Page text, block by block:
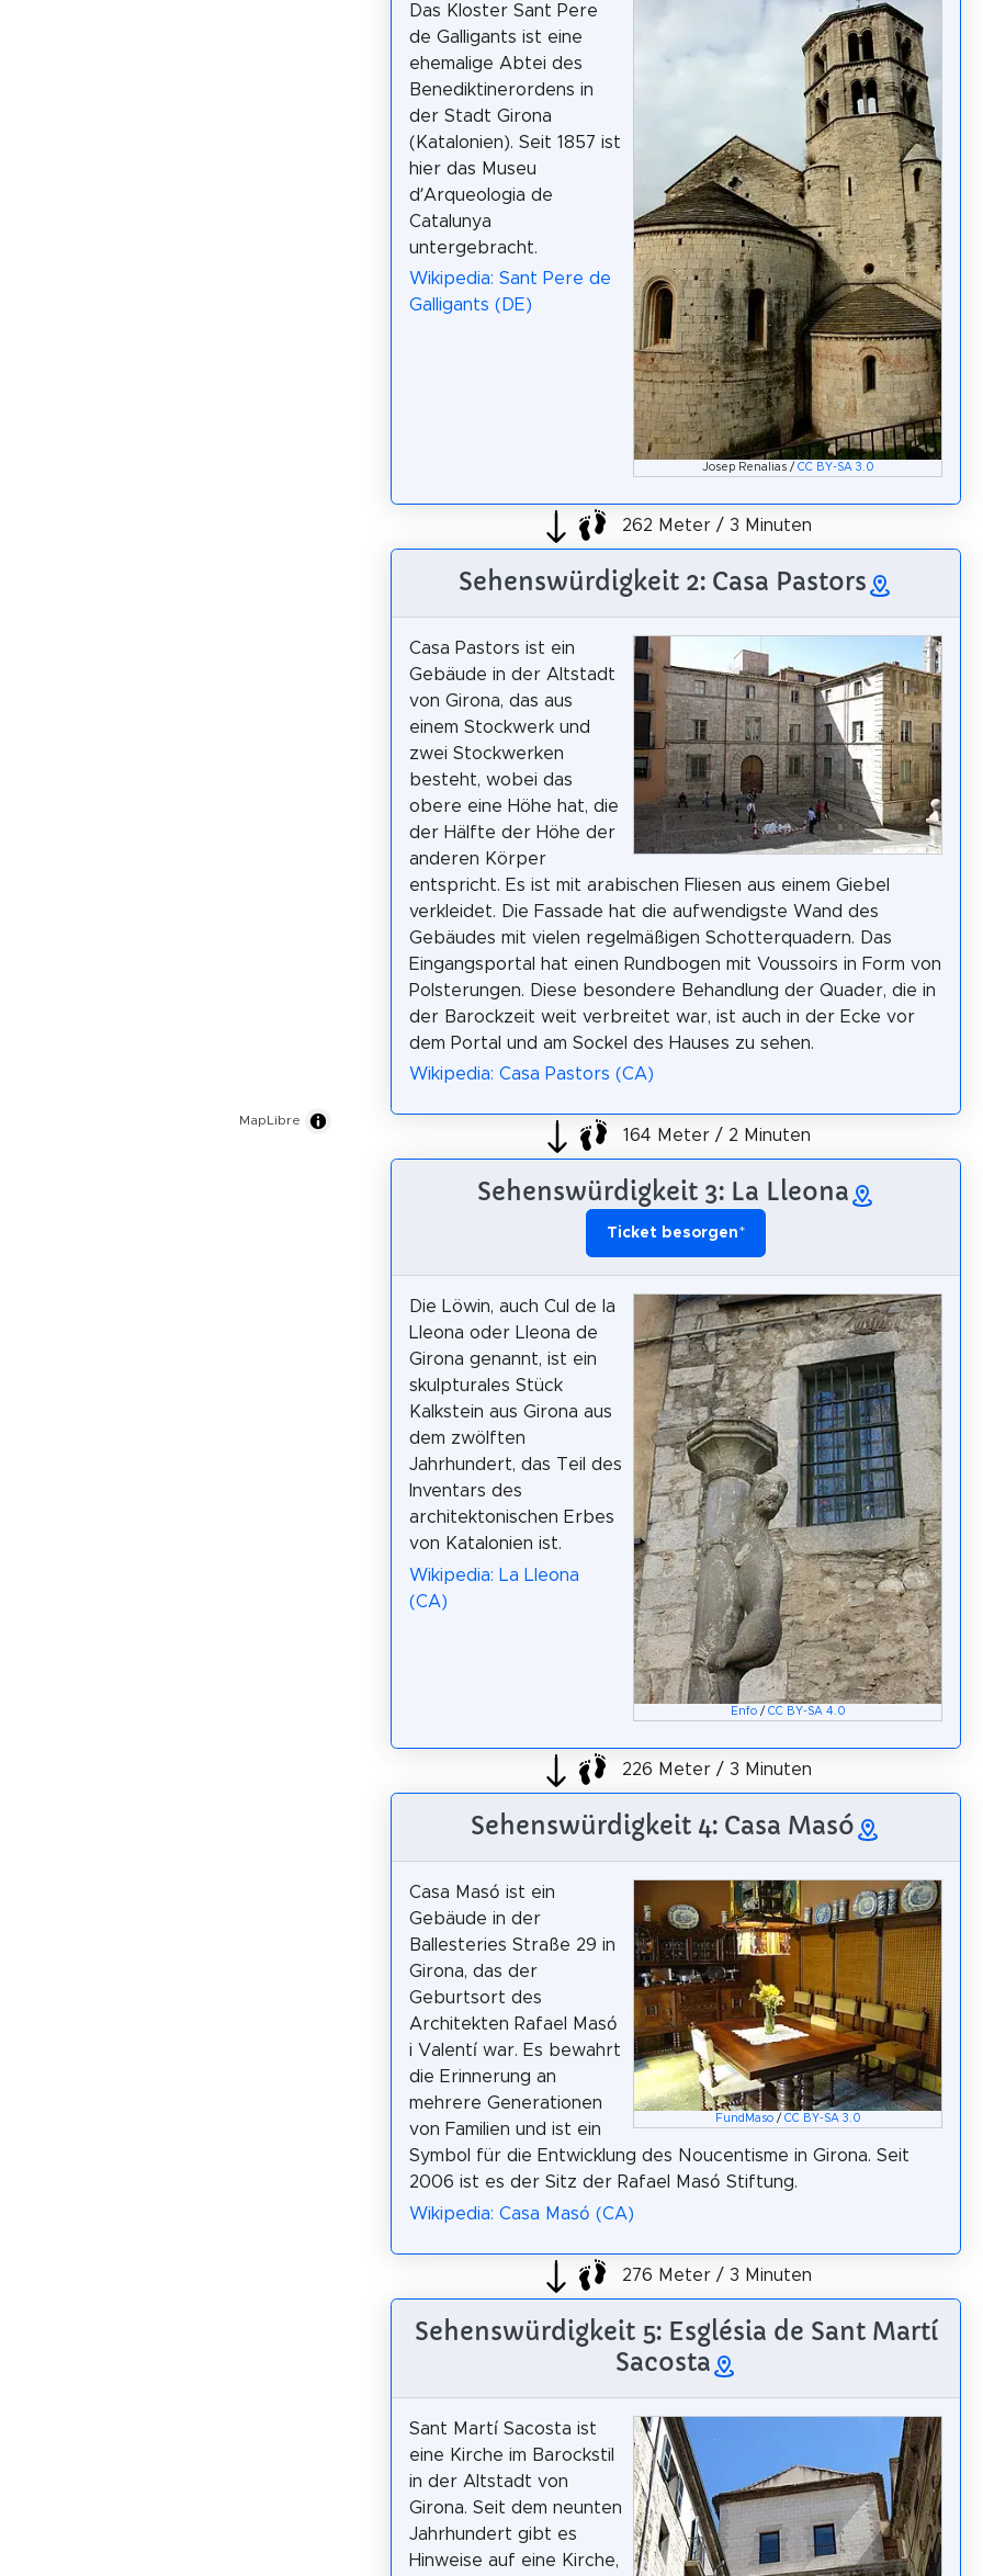
MapLibre
Josep Renalias / CC BY-SA 3.0
Das Kloster Sant Pere
de Galligants ist eine
ehemalige Abtei des
Benediktinerordens in
der Stadt Girona
(Katalonien). Seit 1857 ist
hier das Museu
d’Arqueologia de
Catalunya
untergebracht.
Wikipedia: Sant Pere de
Galligants (DE)
262 Meter / 3 Minuten
Sehenswürdigkeit 2: Casa Pastors
Casa Pastors ist ein
Gebäude in der Altstadt
von Girona, das aus
einem Stockwerk und
zwei Stockwerken
besteht, wobei das
obere eine Höhe hat, die
der Hälfte der Höhe der
anderen Körper
entspricht. Es ist mit arabischen Fliesen aus einem Giebel
verkleidet. Die Fassade hat die aufwendigste Wand des
Gebäudes mit vielen regelmäßigen Schotterquadern. Das
Eingangsportal hat einen Rundbogen mit Voussoirs in Form von
Polsterungen. Diese besondere Behandlung der Quader, die in
der Barockzeit weit verbreitet war, ist auch in der Ecke vor
dem Portal und am Sockel des Hauses zu sehen.
Wikipedia: Casa Pastors (CA)
164 Meter / 2 Minuten
Sehenswürdigkeit 3: La Lleona
Ticket besorgen*
Enfo/ CC BY-SA 4.0
Die Löwin, auch Cul de la
Lleona oder Lleona de
Girona genannt, ist ein
skulpturales Stück
Kalkstein aus Girona aus
dem zwölften
Jahrhundert, das Teil des
Inventars des
architektonischen Erbes
von Katalonien ist.
Wikipedia: La Lleona
(CA)
226 Meter / 3 Minuten
Sehenswürdigkeit 4: Casa Masó
FundMaso/ CC BY-SA 3.0
Casa Masó ist ein
Gebäude in der
Ballesteries Straße 29 in
Girona, das der
Geburtsort des
Architekten Rafael Masó
i Valentí war. Es bewahrt
die Erinnerung an
mehrere Generationen
von Familien und ist ein
Symbol für die Entwicklung des Noucentisme in Girona. Seit
2006 ist es der Sitz der Rafael Masó Stiftung.
Wikipedia: Casa Masó (CA)
276 Meter / 3 Minuten
Sehenswürdigkeit 5: Església de Sant Martí
Sacosta
Sant Martí Sacosta ist
eine Kirche im Barockstil
in der Altstadt von
Girona. Seit dem neunten
Jahrhundert gibt es
Hinweise auf eine Kirche,